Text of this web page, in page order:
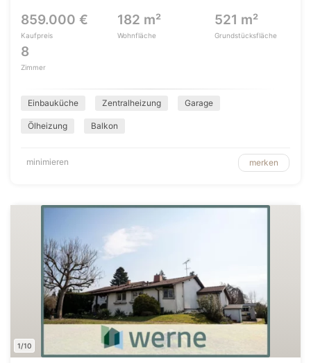
859.000 €
Kaufpreis
182 m²
Wohnfläche
521 m²
Grundstücksfläche
8
Zimmer
Einbauküche Zentralheizung Garage
Ölheizung Balkon
minimieren merken
1/10